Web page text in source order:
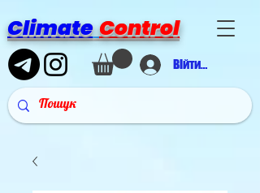
Climate Control
Війти в аккаунт